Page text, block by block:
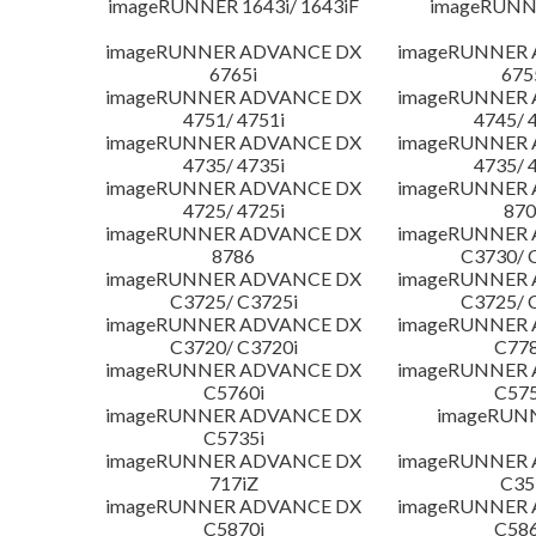
imageRUNNER 1643i/ 1643iF
imageRUNNER ADVANCE DX
6765i
imageRUNNER
imageRUNNER ADVANCE DX
4751/ 4751i
imageRUNNER
4745/
imageRUNNER ADVANCE DX
4735/ 4735i
imageRUNNER
4735/
imageRUNNER ADVANCE DX
4725/ 4725i
imageRUNNER
imageRUNNER ADVANCE DX
8786
imageRUNNER
C3730/
imageRUNNER ADVANCE DX
C3725/ C3725i
imageRUNNER
C3725/
imageRUNNER ADVANCE DX
C3720/ C3720i
imageRUNNER
imageRUNNER ADVANCE DX
C5760i
imageRUNNER
imageRUNNER ADVANCE DX
C5735i
imageRUNNER ADVANCE DX
717iZ
imageRUNNER
imageRUNNER ADVANCE DX
C5870i
imageRUNNER